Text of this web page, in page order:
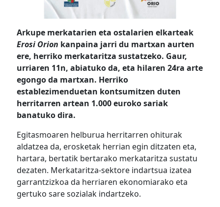
Arkupe merkatarien eta ostalarien elkarteak
Erosi Orion kanpaina jarri du martxan aurten
ere, herriko merkataritza sustatzeko. Gaur,
urriaren 11n, abiatuko da, eta hilaren 24ra arte
egongo da martxan. Herriko
establezimenduetan kontsumitzen duten
herritarren artean 1.000 euroko sariak
banatuko dira.
Egitasmoaren helburua herritarren ohiturak
aldatzea da, erosketak herrian egin ditzaten eta,
hartara, bertatik bertarako merkataritza sustatu
dezaten. Merkataritza-sektore indartsua izatea
garrantzizkoa da herriaren ekonomiarako eta
gertuko sare sozialak indartzeko.